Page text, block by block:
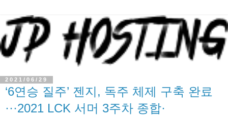
2021/06/29
‘6연승 질주’ 젠지, 독주 체제 구축 완료
···2021 LCK 서머 3주차 종합·